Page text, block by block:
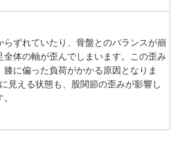
らずれていたり、骨盤とのバランスが崩
全体の軸が歪んでしまいます。この歪み
膝に偏った負荷がかかる原因となりま
見える状態も、股関節の歪みが影響し